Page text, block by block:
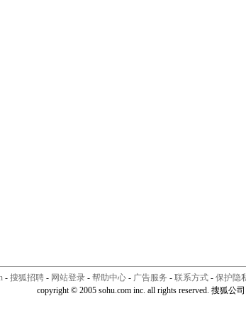
- 搜狐招聘 - 网站登录 - 帮助中心 - 广告服务 - 联系方式 - 保护隐
copyright © 2005 sohu.com inc. all rights reserved. 搜狐公司